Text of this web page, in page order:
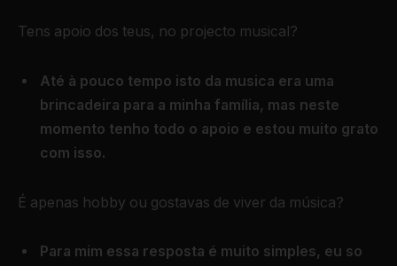
Tens apoio dos teus, no projecto musical?
Até à pouco tempo isto da musica era uma
brincadeira para a minha família, mas neste
momento tenho todo o apoio e estou muito grato
com isso.
É apenas hobby ou gostavas de viver da música?
Para mim essa resposta é muito simples, eu so